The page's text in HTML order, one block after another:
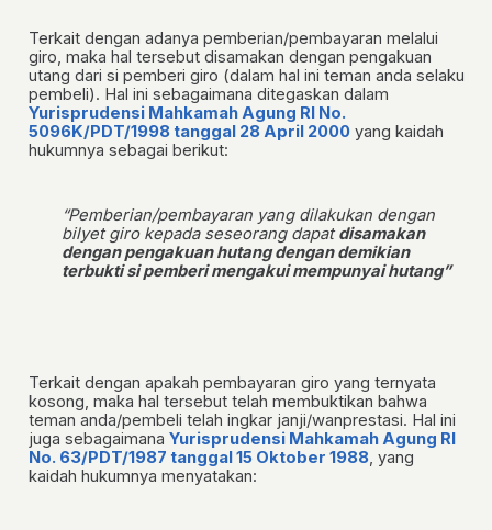
Terkait dengan adanya pemberian/pembayaran melalui
giro, maka hal tersebut disamakan dengan pengakuan
utang dari si pemberi giro (dalam hal ini teman anda selaku
pembeli). Hal ini sebagaimana ditegaskan dalam
Yurisprudensi Mahkamah Agung RI No.
5096K/PDT/1998 tanggal 28 April 2000yang kaidah
hukumnya sebagai berikut:
“Pemberian/pembayaran yang dilakukan dengan
bilyet giro kepada seseorang dapatdisamakan
dengan pengakuan hutang dengan demikian
terbukti si pemberi mengakui mempunyai hutang”
Terkait dengan apakah pembayaran giro yang ternyata
kosong, maka hal tersebut telah membuktikan bahwa
teman anda/pembeli telah ingkar janji/wanprestasi. Hal ini
juga sebagaimana Yurisprudensi Mahkamah Agung RI
No. 63/PDT/1987 tanggal 15 Oktober 1988, yang
kaidah hukumnya menyatakan: